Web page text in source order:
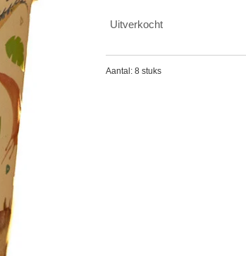
Uitverkocht
Aantal: 8 stuks